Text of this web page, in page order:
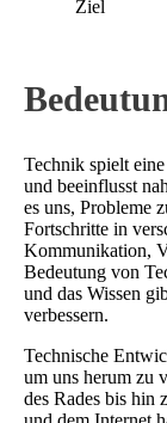
Ziel
Technik spielt
und beeinflusst
es uns, Probleme
Fortschritte in
Kommunikation,
Bedeutung von
und das Wissen
verbessern.
Technische
um uns herum zu
des Rades bis hin